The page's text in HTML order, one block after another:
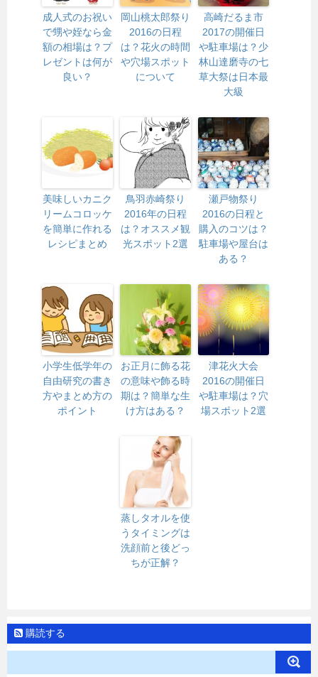
成人式のお祝い
で甥や姪なら金
額の相場は？プ
レゼントは何が
良い？
岡山桃太郎祭り
2016の日程
は？花火の時間
や穴場スポット
について
高崎だるま市
2017の開催日
や駐車場は？少
林山達磨寺の七
草大祭は日本最
大級
美味しいカニク
リームコロッケ
を簡単に作れる
レシピまとめ
鳥羽赤崎祭り
2016年の日程
は？オススメ観
光スポット2選
瀬戸物祭り
2016の日程と
購入のコツは？
駐車場や屋台は
ある？
小学生低学年の
自由研究の書き
方やまとめ方の
ポイント
お正月に飾る花
の意味や飾る時
期は？簡単な生
け方はある？
津花火大会
2016の開催日
や駐車場は？穴
場スポット2選
蒸しタオルを使
うタイミングは
洗顔前と後どっ
ちが正解？
購読する